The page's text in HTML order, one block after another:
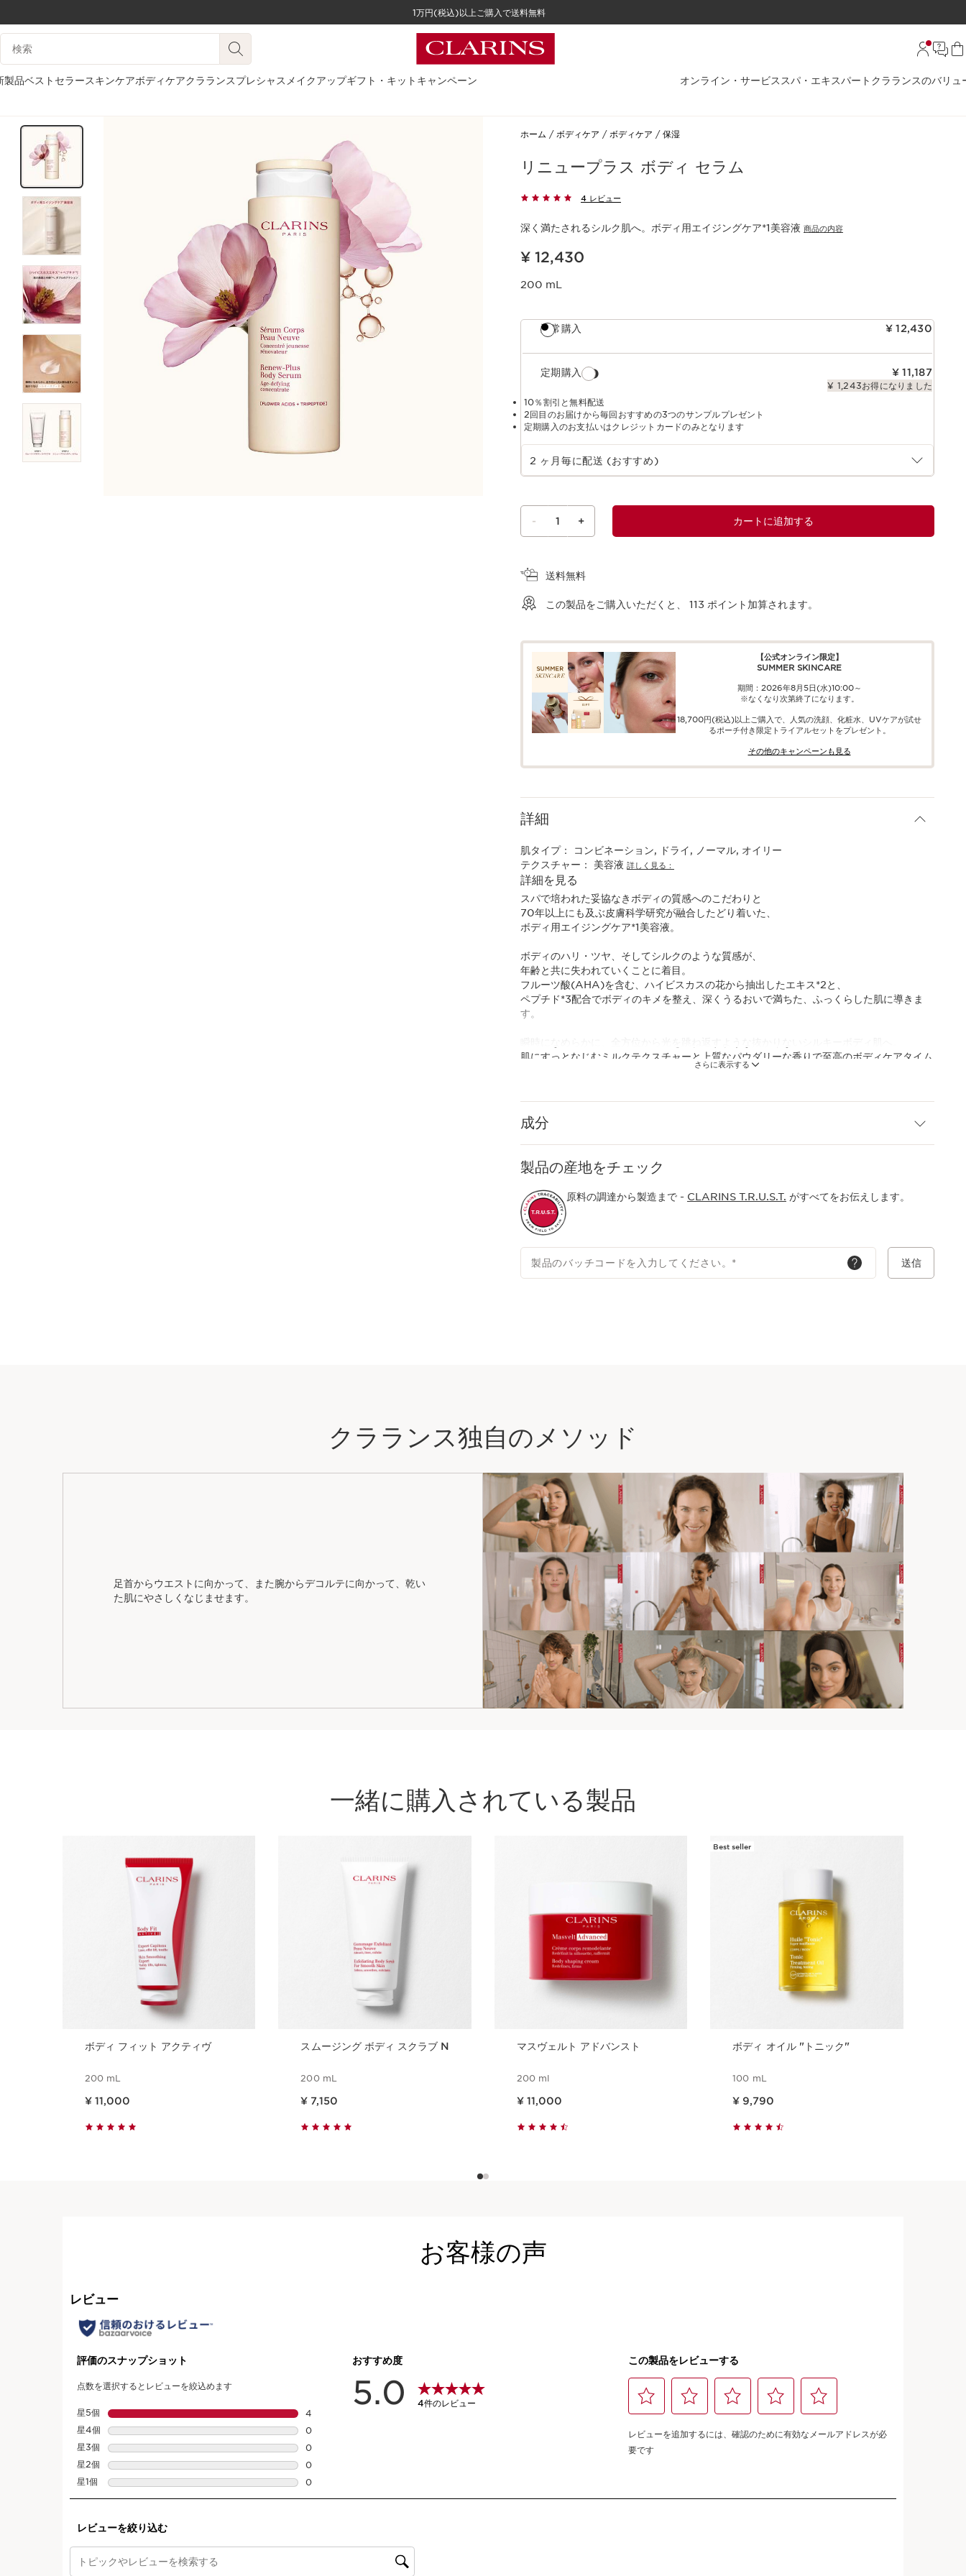
コンテンツへ移動
1万円(税込)以上ご購入で送料無料
検索候補
製品ベストセラースキンケアボディケアクラランスプレシャス メイクアップギフト・キット キャンペーン オンライン・サービス スパ・エキスパート クラランスのバリュ
ホーム ボディケア ボディケア 保湿
リニュープラス ボディ セラム
4 レビュー
深く満たされるシルク肌へ。ボディ用エイジングケア*1美容液 商品の内容
現在表示中の製品の価格 ¥ 12,430
¥ 12,430
200 mL
通常購入 ¥ 12,430
定期購入 ¥ 11,187
¥ 1,243お得になりました
10％割引と無料配送
2回目のお届けから毎回おすすめの3つのサンプルプレゼント
定期購入のお支払いはクレジットカードのみとなります
定期購入の期間を選択
2 ヶ月毎に配送 (おすすめ)
- 1 + カートに追加する
送料無料
この製品をご購入いただくと、 113 ポイント加算されます。
【公式オンライン限定】​​
SUMMER SKINCARE
期間：2026年8月5日(水)10:00～
※なくなり次第終了になります。
18,700円(税込)以上ご購入で、​人気の洗顔、化粧水、UVケアが試せ
る​ポーチ付き限定トライアルセットをプレゼント。​
その他のキャンペーンも見る​
詳細
さらに表示する
肌タイプ：
コンビネーション, ドライ, ノーマル, オイリー
テクスチャー： 美容液 詳しく見る：
詳細を見る
スパで培われた妥協なきボディの質感へのこだわりと
70年以上にも及ぶ皮膚科学研究が融合したどり着いた、
ボディ用エイジングケア*1美容液。
ボディのハリ・ツヤ、そしてシルクのような質感が、
年齢と共に失われていくことに着目。
フルーツ酸(AHA)を含む、ハイビスカスの花から抽出したエキス*2と、
ペプチド*3配合でボディのキメを整え、深くうるおいで満ちた、ふっくらした肌に導きま
す。
肌にすっとなじむミルクテクスチャーと上質なパウダリーな香りで至高のボディケアタイム
自然由来指数 97%*4
*1 年齢に応じたお手入れのこと
*2 ハイビスカス花エキス(整肌成分)
*3 パルミトイルトリペプチド－５(整肌成分)
*4 水を含む(ISO16128に準拠)
成分
製品の産地をチェック
原料の調達から製造まで - CLARINS T.R.U.S.T. がすべてをお伝えします。
製品のバッチコードを入力してください。 * 送信
クラランス独自のメソッド
足首からウエストに向かって、また腕からデコルテに向かって、乾い
た肌にやさしくなじませます。
一緒に購入されている製品
ボディ フィット アクティヴ
200 mL
¥ 11,000
クイックビュー
スムージング ボディ スクラブ N
200 mL
¥ 7,150
クイックビュー
マスヴェルト アドバンスト
200 ml
¥ 11,000
クイックビュー
Best seller
ボディ オイル "トニック"
100 mL
¥ 9,790
クイックビュー
お客様の声